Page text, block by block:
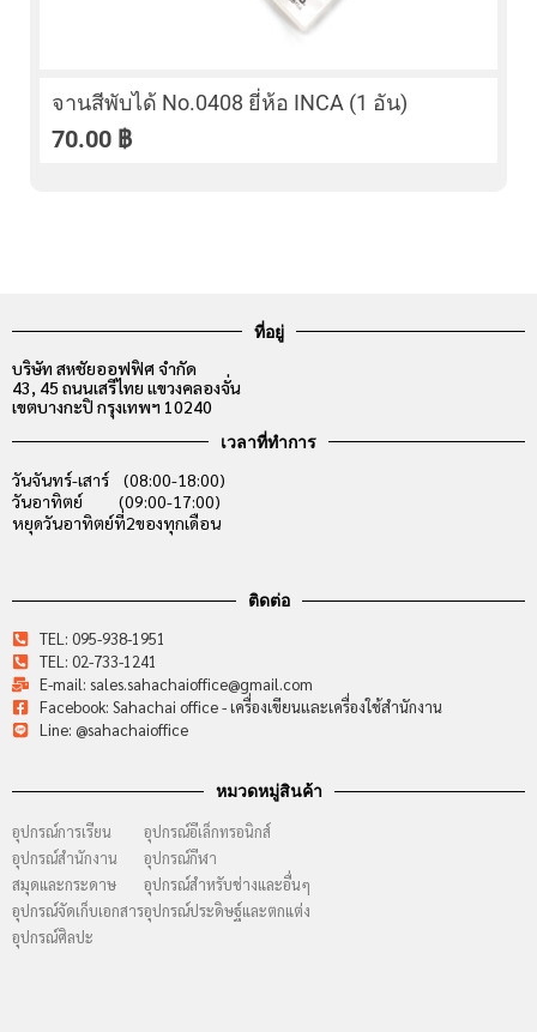
จานสีพับได้ No.0408 ยี่ห้อ INCA (1 อัน)
70.00 ฿
ที่อยู่
บริษัท สหชัยออฟฟิศ จำกัด
43, 45 ถนนเสรีไทย แขวงคลองจั่น
เขตบางกะปิ กรุงเทพฯ 10240
เวลาที่ทำการ
วันจันทร์-เสาร์ (08:00-18:00)
วันอาทิตย์ (09:00-17:00)
หยุดวันอาทิตย์ที่2ของทุกเดือน
ติดต่อ
TEL: 095-938-1951
TEL: 02-733-1241
E-mail: sales.sahachaioffice@gmail.com
Facebook: Sahachai office - เครื่องเขียนและเครื่องใช้สำนักงาน
Line: @sahachaioffice
หมวดหมู่สินค้า
อุปกรณ์การเรียน
อุปกรณ์สำนักงาน
สมุดและกระดาษ
อุปกรณ์จัดเก็บเอกสาร
อุปกรณ์ศิลปะ
อุปกรณ์อีเล็กทรอนิกส์
อุปกรณ์กีฬา
อุปกรณ์สำหรับช่างและอื่นๆ
อุปกรณ์ประดิษฐ์และตกแต่ง